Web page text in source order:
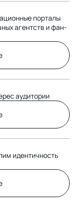
порталы
агентств и фан-
аудитории
идентичность